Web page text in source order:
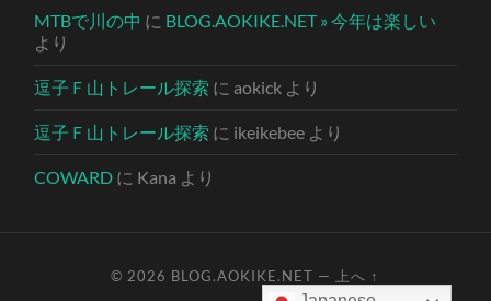
MTBで川の中 に BLOG.AOKIKE.NET » 今年は楽しい
より
逗子Ｆ山トレール探索 に aokick より
逗子Ｆ山トレール探索 に ikeikebee より
COWARD に Kana より
© 2026 BLOG.AOKIKE.NET — 上へ ↑